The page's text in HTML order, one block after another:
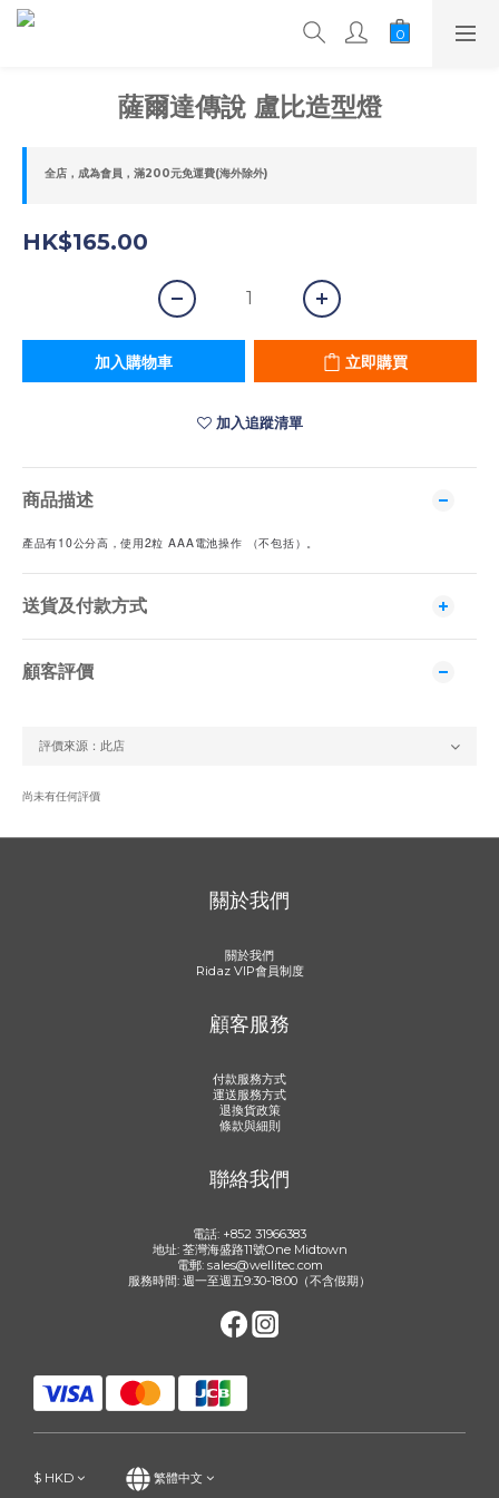
薩爾達傳說 盧比造型燈
全店，成為會員，滿200元免運費(海外除外)
HK$165.00
加入購物車 立即購買
加入追蹤清單
商品描述
產品有10公分高，使用2粒 AAA電池操作 （不包括）。
送貨及付款方式
顧客評價
尚未有任何評價
關於我們
關於我們
Ridaz VIP會員制度
顧客服務
付款服務方式
運送服務方式
退換貨政策
條款與細則
聯絡我們
電話: +852 31966383
地址: 荃灣海盛路11號One Midtown
電郵: sales@wellitec.com
服務時間: 週一至週五9:30-18:00（不含假期）
$ HKD 繁體中文